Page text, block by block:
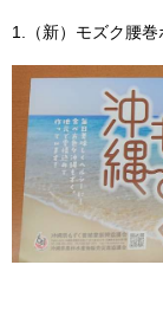
1.（新）モズク腰巻